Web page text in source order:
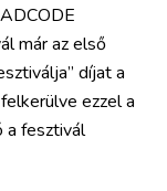
már az első
díjat a
ezzel a
a fesztivál